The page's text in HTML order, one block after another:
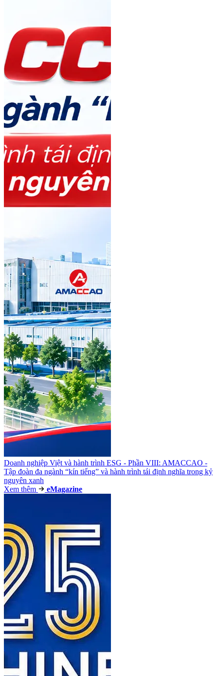
Doanh nghiệp Việt và hành trình ESG - Phần VIII: AMACCAO -
Tập đoàn đa ngành “kín tiếng” và hành trình tái định nghĩa trong kỷ
nguyên xanh
Xem thêm
eMagazine